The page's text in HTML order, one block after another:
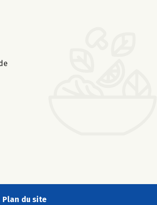
Plan du site